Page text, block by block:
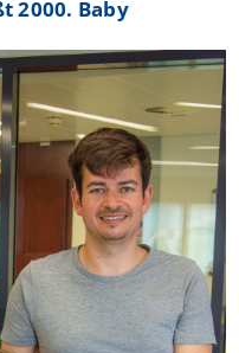
2000. Baby